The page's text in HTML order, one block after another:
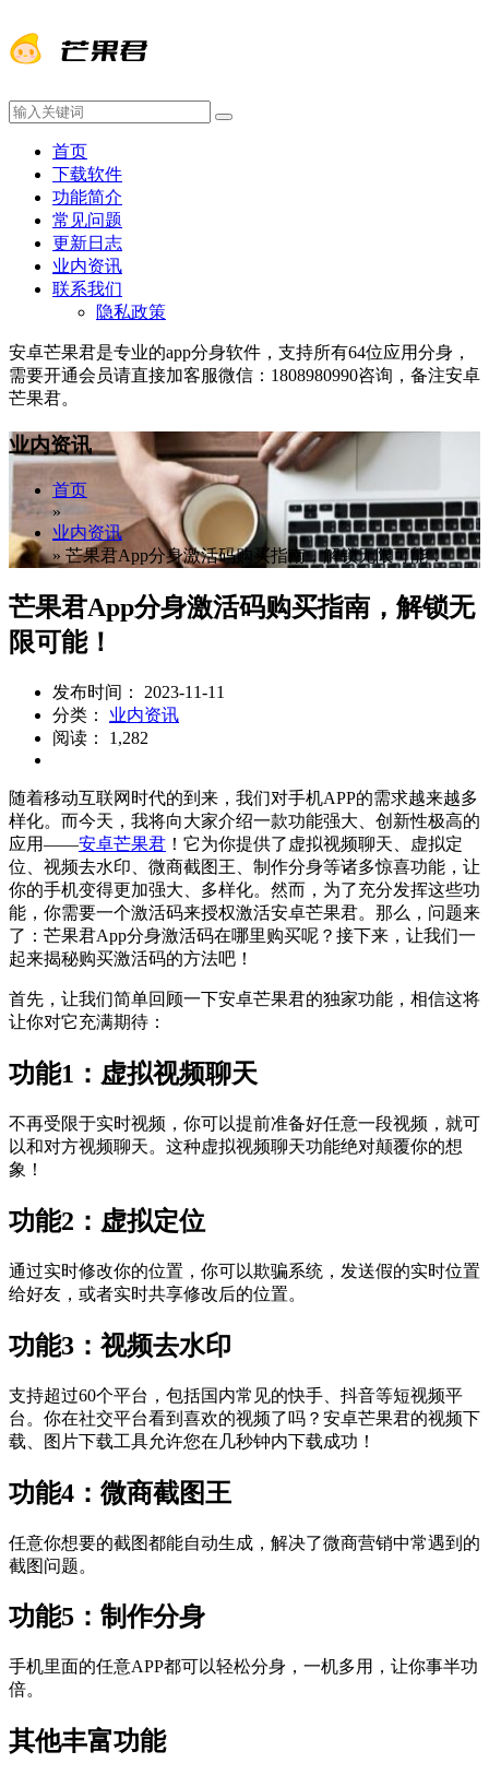
首页
下载软件
功能简介
常见问题
更新日志
业内资讯
联系我们
隐私政策
安卓芒果君是专业的app分身软件，支持所有64位应用分身，
需要开通会员请直接加客服微信：1808980990咨询，备注安卓
芒果君。
业内资讯
首页
»
业内资讯
» 芒果君App分身激活码购买指南，解锁无限可能！
芒果君App分身激活码购买指南，解锁无
限可能！
发布时间： 2023-11-11
分类： 业内资讯
阅读： 1,282
随着移动互联网时代的到来，我们对手机APP的需求越来越多
样化。而今天，我将向大家介绍一款功能强大、创新性极高的
应用——安卓芒果君 ！它为你提供了虚拟视频聊天、虚拟定
位、视频去水印、微商截图王、制作分身等诸多惊喜功能，让
你的手机变得更加强大、多样化。然而，为了充分发挥这些功
能，你需要一个激活码来授权激活安卓芒果君。那么，问题来
了：芒果君App分身激活码在哪里购买呢？接下来，让我们一
起来揭秘购买激活码的方法吧！
首先，让我们简单回顾一下安卓芒果君的独家功能，相信这将
让你对它充满期待：
功能1：虚拟视频聊天
不再受限于实时视频，你可以提前准备好任意一段视频，就可
以和对方视频聊天。这种虚拟视频聊天功能绝对颠覆你的想
象！
功能2：虚拟定位
通过实时修改你的位置，你可以欺骗系统，发送假的实时位置
给好友，或者实时共享修改后的位置。
功能3：视频去水印
支持超过60个平台，包括国内常见的快手、抖音等短视频平
台。你在社交平台看到喜欢的视频了吗？安卓芒果君的视频下
载、图片下载工具允许您在几秒钟内下载成功！
功能4：微商截图王
任意你想要的截图都能自动生成，解决了微商营销中常遇到的
截图问题。
功能5：制作分身
手机里面的任意APP都可以轻松分身，一机多用，让你事半功
倍。
其他丰富功能